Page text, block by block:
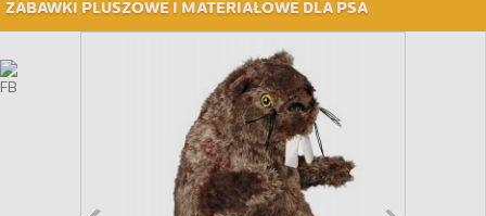
ZABAWKI PLUSZOWE I MATERIAŁOWE DLA PSA